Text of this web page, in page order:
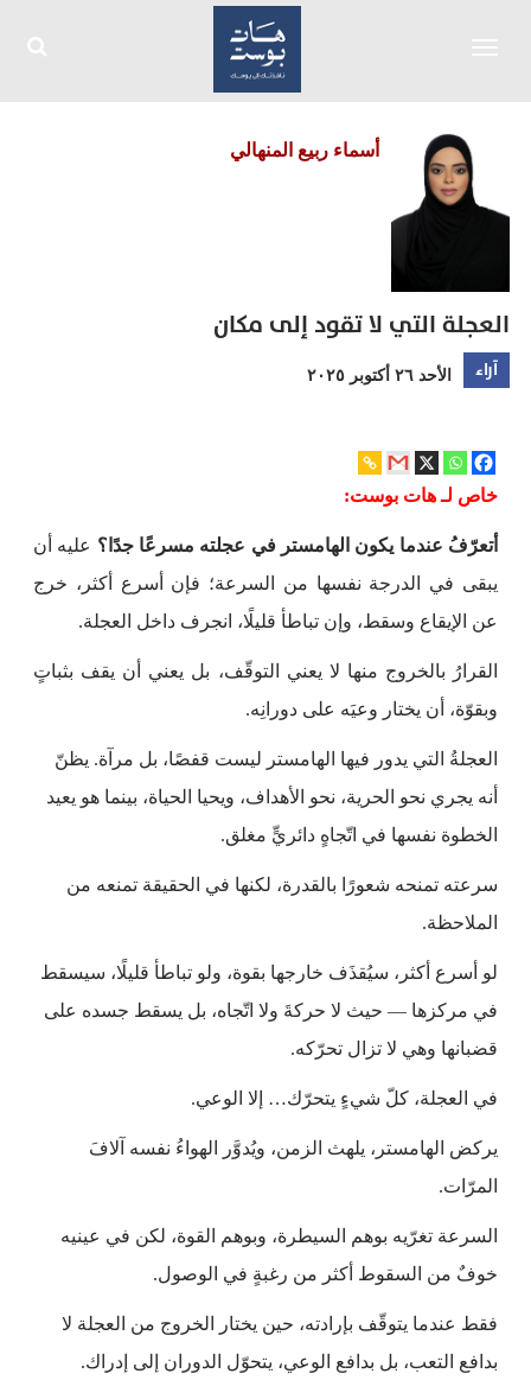
أسماء ربيع المنهالي
العجلة التي لا تقود إلى مكان
آراء الأحد ٢٦ أكتوبر ٢٠٢٥
خاص لـ هات بوست:
أتعرّفُ عندما يكون الهامستر في عجلته مسرعًا جدًا؟ عليه أن
يبقى في الدرجة نفسها من السرعة؛ فإن أسرع أكثر، خرج
عن الإيقاع وسقط، وإن تباطأ قليلًا، انجرف داخل العجلة.
القرارُ بالخروج منها لا يعني التوقّف، بل يعني أن يقف بثباتٍ
وبقوّة، أن يختار وعيَه على دورانِه.
العجلةُ التي يدور فيها الهامستر ليست قفصًا، بل مرآة. يظنّ
أنه يجري نحو الحرية، نحو الأهداف، ويحيا الحياة، بينما هو يعيد
الخطوة نفسها في اتّجاهٍ دائريٍّ مغلق.
سرعته تمنحه شعورًا بالقدرة، لكنها في الحقيقة تمنعه من
الملاحظة.
لو أسرع أكثر، سيُقذَف خارجها بقوة، ولو تباطأ قليلًا، سيسقط
في مركزها — حيث لا حركةَ ولا اتّجاه، بل يسقط جسده على
قضبانها وهي لا تزال تحرّكه.
في العجلة، كلّ شيءٍ يتحرّك… إلا الوعي.
يركض الهامستر، يلهث الزمن، ويُدوَّر الهواءُ نفسه آلافَ
المرّات.
السرعة تغرّيه بوهم السيطرة، وبوهم القوة، لكن في عينيه
خوفٌ من السقوط أكثر من رغبةٍ في الوصول.
فقط عندما يتوقّف بإرادته، حين يختار الخروج من العجلة لا
بدافع التعب، بل بدافع الوعي، يتحوّل الدوران إلى إدراك.